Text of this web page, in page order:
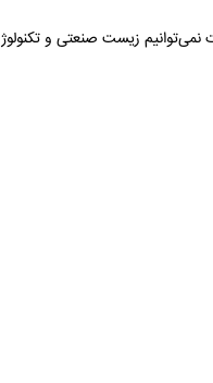
نمی‌توانیم زیست صنعتی و